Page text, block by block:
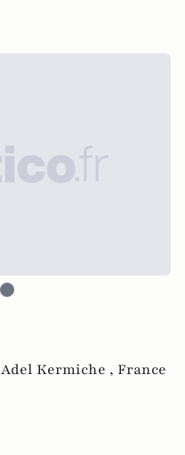
Adel Kermiche , France